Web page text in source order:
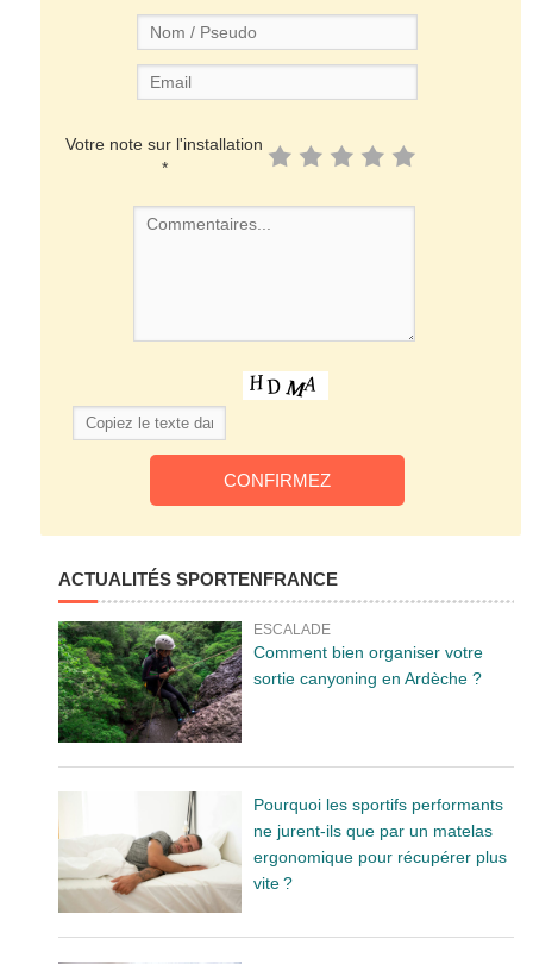
Votre note sur l'installation
*
ACTUALITÉS SPORTENFRANCE
ESCALADE
Comment bien organiser votre
sortie canyoning en Ardèche ?
Pourquoi les sportifs performants
ne jurent-ils que par un matelas
ergonomique pour récupérer plus
vite ?